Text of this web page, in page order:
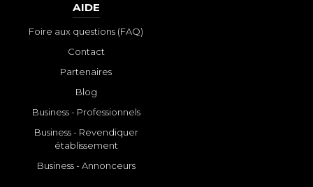
AIDE
Foire aux questions (FAQ)
Contact
Partenaires
Blog
Business - Professionnels
Business - Revendiquer
établissement
Business - Annonceurs